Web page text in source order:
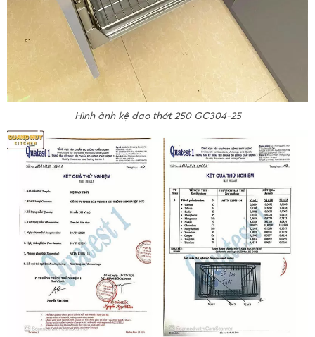
Hình ảnh kệ dao thớt 250 GC304-25